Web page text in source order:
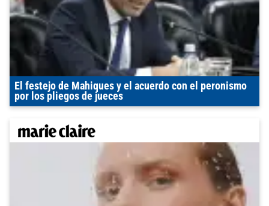
El festejo de Mahiques y el acuerdo con el peronismo
por los pliegos de jueces